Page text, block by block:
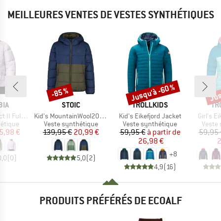
MEILLEURES VENTES DE VESTES SYNTHÉTIQUES
Jacket
réduit
€
(0)
MARQUE
STOIC
Article
Kid's MountainWool200 Strobo Hoody
Product group
Veste synthétique
Prix
139,95 €Prix réduit
20,99 €
5,0(2)
Remise
-85 %
MARQUE
TROLLKIDS
Article
Kid's Eikefjord Jacket
Product group
Veste synthétique
Prix
59,95 € Prix réduit
à partir de
26,98 €
+8
4,9(16)
Remise
Jusqu'à -60 %
Article
Girl's
Veste
59,95
PRODUITS PRÉFÉRÉS DE ECOALF